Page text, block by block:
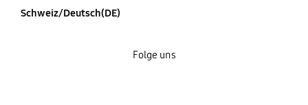
Schweiz/Deutsch(DE)
Folge uns